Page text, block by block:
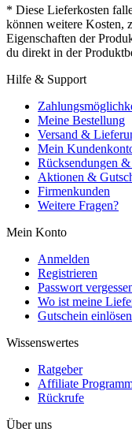
* Diese Lieferkosten
können weitere Kosten,
Eigenschaften der
du direkt in der
Hilfe & Support
Meine Bestellung
Versand &
Mein
Rücksendungen
Aktionen &
Firmenkunden
Weitere Fragen?
Mein Konto
Anmelden
Registrieren
Passwort
Wo ist meine
Gutschein einlösen
Wissenswertes
Ratgeber
Affiliate
Rückrufe
Über uns